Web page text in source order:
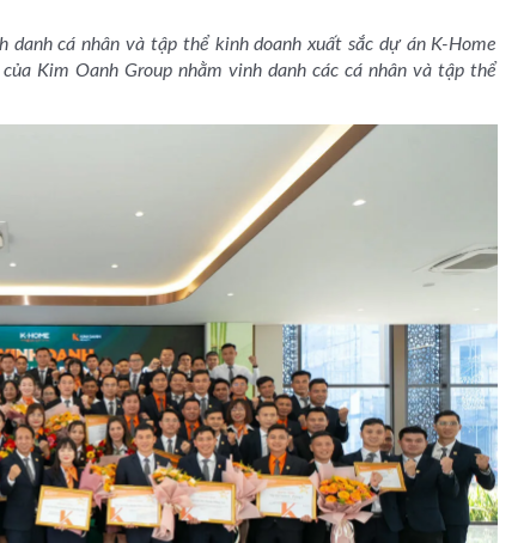
cá nhân và tập thể kinh doanh xuất sắc dự án K-Home
Kim Oanh Group nhằm vinh danh các cá nhân và tập thể